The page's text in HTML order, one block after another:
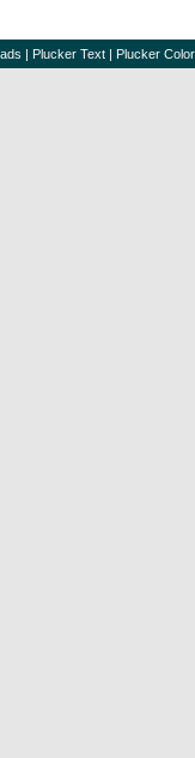
| Plucker Text | Plucker Color